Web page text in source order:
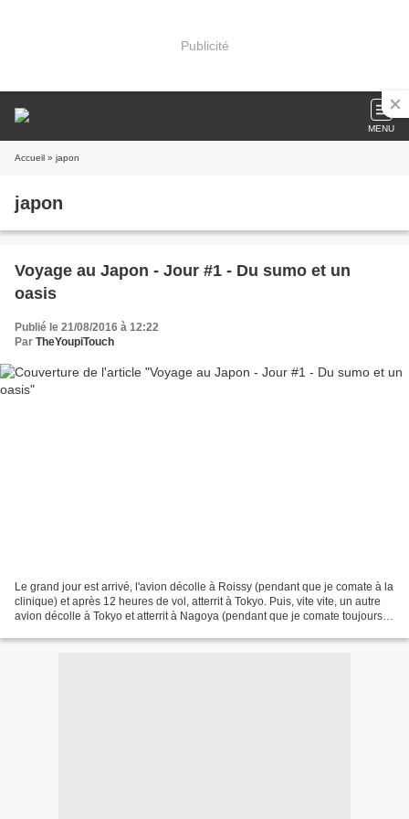
Publicité
MENU
Accueil » japon
japon
Voyage au Japon - Jour #1 - Du sumo et un
oasis
Publié le 21/08/2016 à 12:22
Par TheYoupiTouch
Le grand jour est arrivé, l'avion décolle à Roissy (pendant que je comate à la
clinique) et après 12 heures de vol, atterrit à Tokyo. Puis, vite vite, un autre
avion décolle à Tokyo et atterrit à Nagoya (pendant que je comate toujours à